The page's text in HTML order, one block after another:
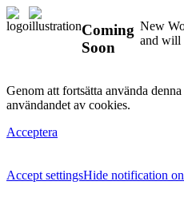
Coming
Soon
New
and will
Genom att fortsätta använda
användandet av cookies.
Acceptera
Accept settingsHide notification